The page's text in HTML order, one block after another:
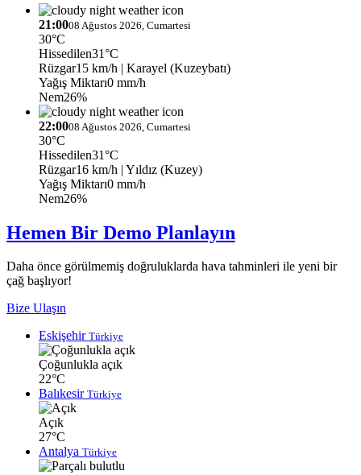
21:0008 Ağustos 2026, Cumartesi
30°C
Hissedilen31°C
Rüzgar15 km/h | Karayel (Kuzeybatı)
Yağış Miktarı0 mm/h
Nem26%
22:0008 Ağustos 2026, Cumartesi
30°C
Hissedilen31°C
Rüzgar16 km/h | Yıldız (Kuzey)
Yağış Miktarı0 mm/h
Nem26%
Hemen Bir Demo Planlayın
Daha önce görülmemiş doğruluklarda hava tahminleri ile yeni bir
çağ başlıyor!
Bize Ulaşın
Eskişehir Türkiye
Çoğunlukla açık
22°C
Balıkesir Türkiye
Açık
27°C
Antalya Türkiye